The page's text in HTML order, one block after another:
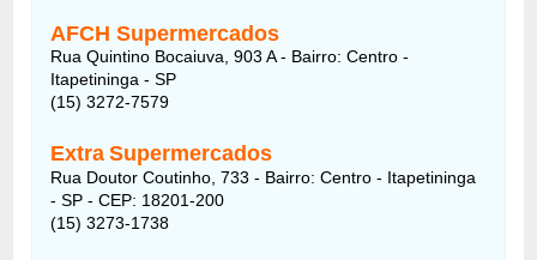
AFCH Supermercados
Rua Quintino Bocaiuva, 903 A - Bairro: Centro -
Itapetininga - SP
(15) 3272-7579
Extra Supermercados
Rua Doutor Coutinho, 733 - Bairro: Centro - Itapetininga
- SP - CEP: 18201-200
(15) 3273-1738